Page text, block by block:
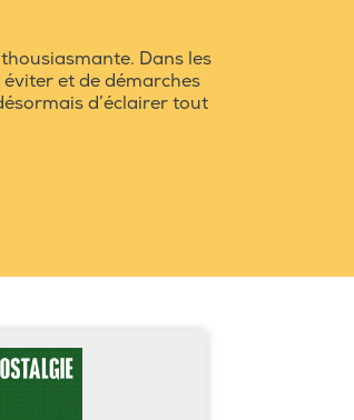
Dans les
et de démarches
d’éclairer tout